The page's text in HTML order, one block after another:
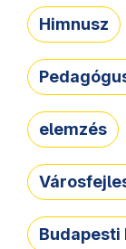
Himnusz
elemzés
Budapesti